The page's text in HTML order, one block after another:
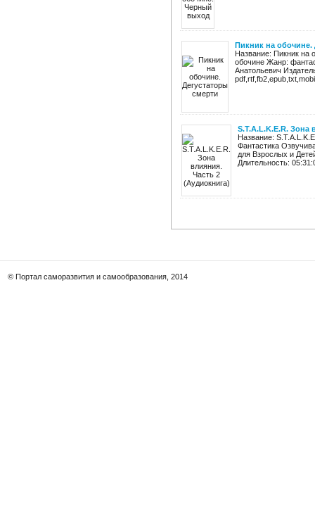
Пикник на обочине.
Название: Пикник на
обочине Жанр:
Анатольевич
S.T.A.L.K.E.R. Зона
Название:
Фантастика
для Взрослых и
Длительность:
© Портал саморазвития и самообразования, 2014